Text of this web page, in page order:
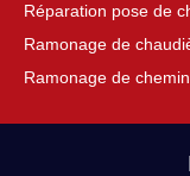
Réparation pose de
Ramonage de
Ramonage de